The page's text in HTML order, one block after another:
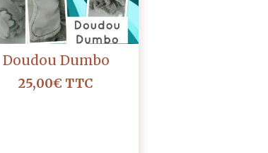
Doudou Dumbo
25,00€ TTC